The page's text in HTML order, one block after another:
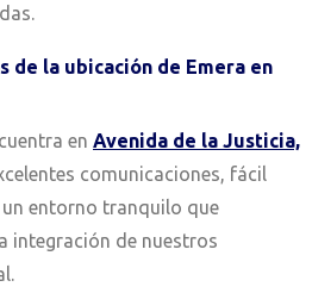
de la ubicación de Emera en
en Avenida de la Justicia,
comunicaciones, fácil
entorno tranquilo que
integración de nuestros